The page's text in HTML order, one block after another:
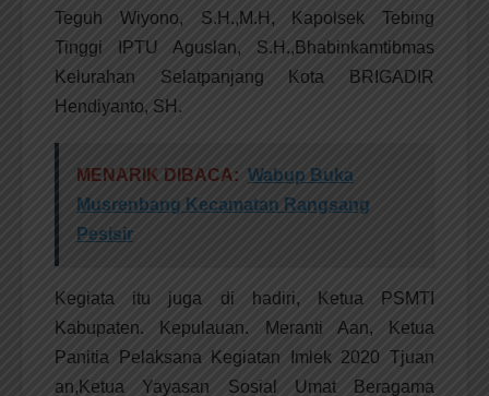
Teguh Wiyono, S.H.,M.H, Kapolsek Tebing
Tinggi IPTU Aguslan, S.H.,Bhabinkamtibmas
Kelurahan Selatpanjang Kota BRIGADIR
Hendiyanto, SH.
MENARIK DIBACA: Wabup Buka
Musrenbang Kecamatan Rangsang
Pesisir
Kegiata itu juga di hadiri, Ketua PSMTI
Kabupaten. Kepulauan. Meranti Aan, Ketua
Panitia Pelaksana Kegiatan Imlek 2020 Tjuan
an,Ketua Yayasan Sosial Umat Beragama